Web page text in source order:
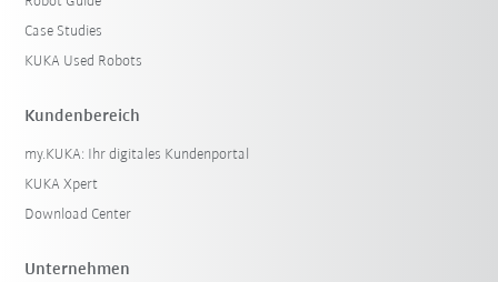
Case Studies
KUKA Used Robots
Kundenbereich
my.KUKA: Ihr digitales Kundenportal
KUKA Xpert
Download Center
Unternehmen